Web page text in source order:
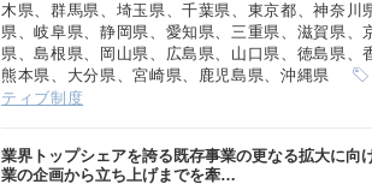
木県、群馬県、埼玉県、千葉県、東京都、神奈
県、岐阜県、静岡県、愛知県、三重県、滋賀県
県、島根県、岡山県、広島県、山口県、徳島県、
熊本県、大分県、宮崎県、鹿児島県、沖縄県
ティブ制度
業界トップシェアを誇る既存事業の更なる拡大に向
業の企画から立ち上げまでを牽…